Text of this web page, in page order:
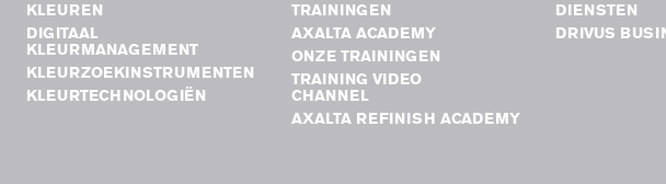
KLEUREN
DIGITAAL
KLEURMANAGEMENT
KLEURZOEKINSTRUMENTEN
KLEURTECHNOLOGIËN
TRAININGEN
AXALTA ACADEMY
ONZE TRAININGEN
TRAINING VIDEO
CHANNEL
AXALTA REFINISH ACADEMY
DIENSTEN
DRIVUS